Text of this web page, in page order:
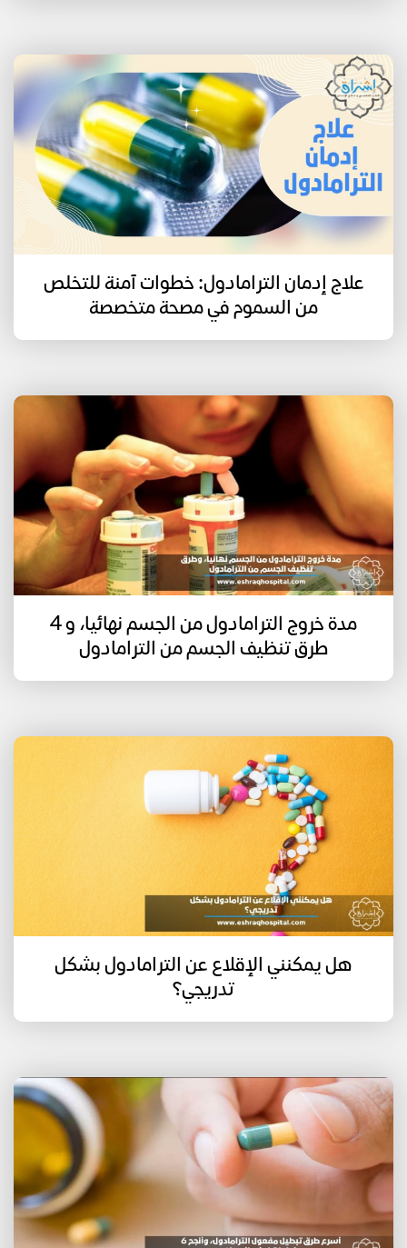
علاج إدمان الترامادول: خطوات آمنة للتخلص
من السموم في مصحة متخصصة
مدة خروج الترامادول من الجسم نهائيا، و 4
طرق تنظيف الجسم من الترامادول
هل يمكنني الإقلاع عن الترامادول بشكل
تدريجي؟